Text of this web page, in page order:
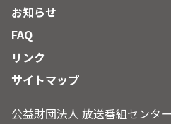
お知らせ
FAQ
リンク
サイトマップ
公益財団法人 放送番組センタ